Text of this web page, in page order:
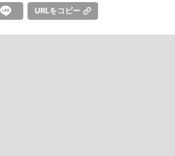
URLをコピー